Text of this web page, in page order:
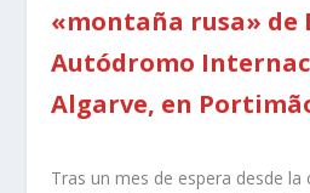
«montaña rusa» de
Autódromo
Algarve, en
Tras un mes de espera desde la